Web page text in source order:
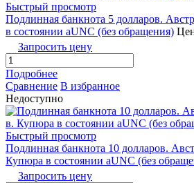
Быстрый просмотр
Подлинная банкнота 5 долларов.
в состоянии аUNC (без обращения)
Запросить цену
Подробнее
Сравнение В избранное
Недоступно
Быстрый просмотр
Подлинная банкнота 10 долларов.
Купюра в состоянии аUNC (без
Запросить цену